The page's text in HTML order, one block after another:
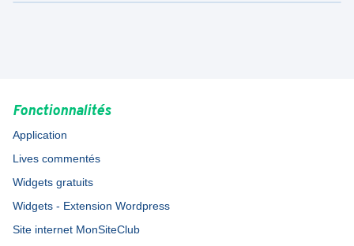
Fonctionnalités
Application
Lives commentés
Widgets gratuits
Widgets - Extension Wordpress
Site internet MonSiteClub